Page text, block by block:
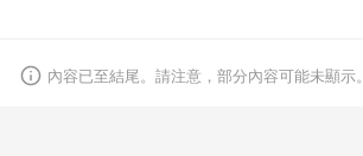
內容已至結尾。請注意，部分內容可能未顯示。